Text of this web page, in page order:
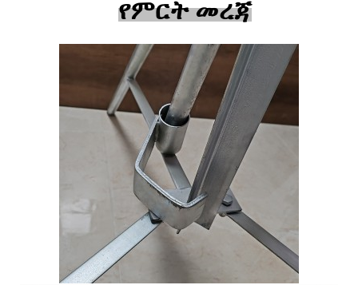
የምርት መረጃ